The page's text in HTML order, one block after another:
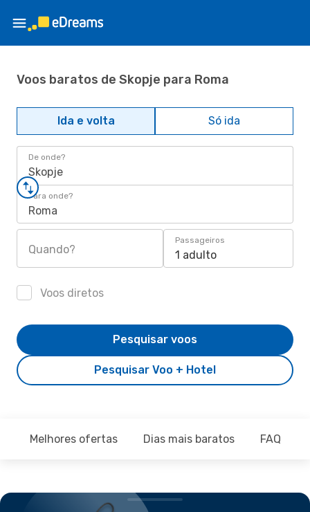
Voos baratos de Skopje para Roma
Ida e volta Só ida
De onde?
Skopje
Para onde?
Roma
Quando?
Passageiros
1 adulto
Voos diretos
Pesquisar Voo + Hotel
Pesquisar voos
Melhores ofertas Dias mais baratos FAQ